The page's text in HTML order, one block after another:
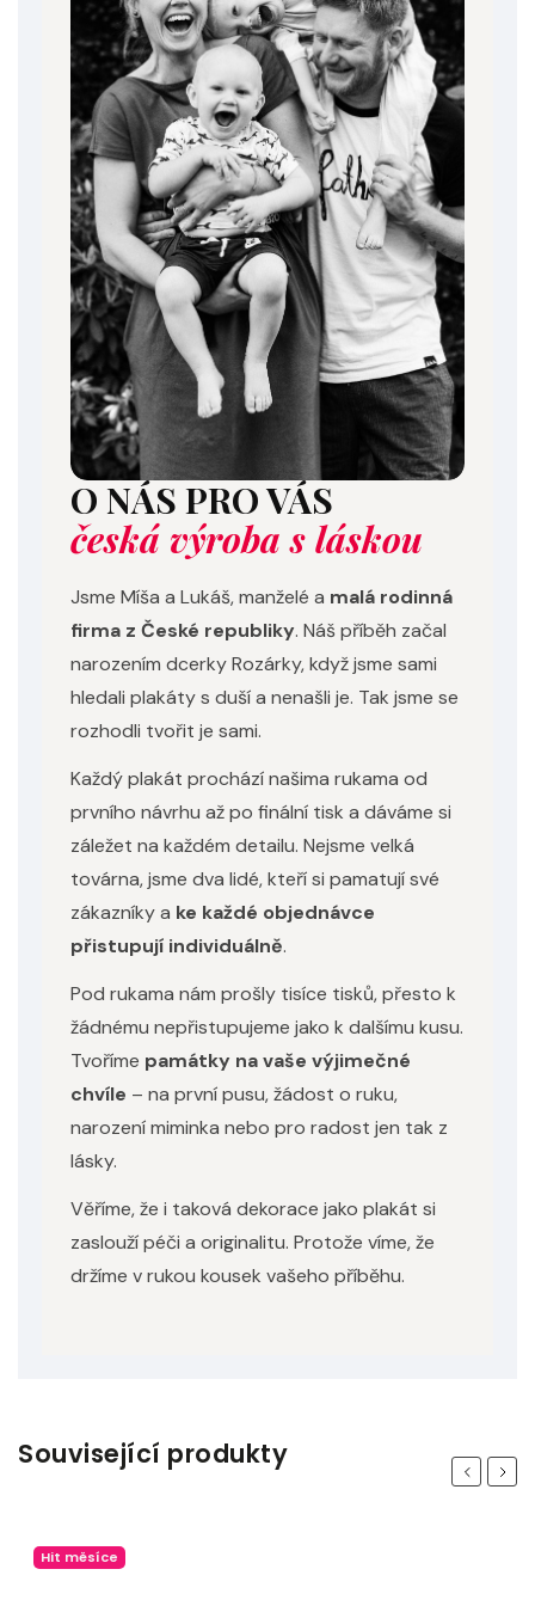
O NÁS PRO VÁS
česká výroba s láskou
Jsme Míša a Lukáš, manželé a malá rodinná
firma z České republiky. Náš příběh začal
narozením dcerky Rozárky, když jsme sami
hledali plakáty s duší a nenašli je. Tak jsme se
rozhodli tvořit je sami.
Každý plakát prochází našima rukama od
prvního návrhu až po finální tisk a dáváme si
záležet na každém detailu. Nejsme velká
továrna, jsme dva lidé, kteří si pamatují své
zákazníky a ke každé objednávce
přistupují individuálně.
Pod rukama nám prošly tisíce tisků, přesto k
žádnému nepřistupujeme jako k dalšímu kusu.
Tvoříme památky na vaše výjimečné
chvíle – na první pusu, žádost o ruku,
narození miminka nebo pro radost jen tak z
lásky.
Věříme, že i taková dekorace jako plakát si
zaslouží péči a originalitu. Protože víme, že
držíme v rukou kousek vašeho příběhu.
Související produkty Previous
Next